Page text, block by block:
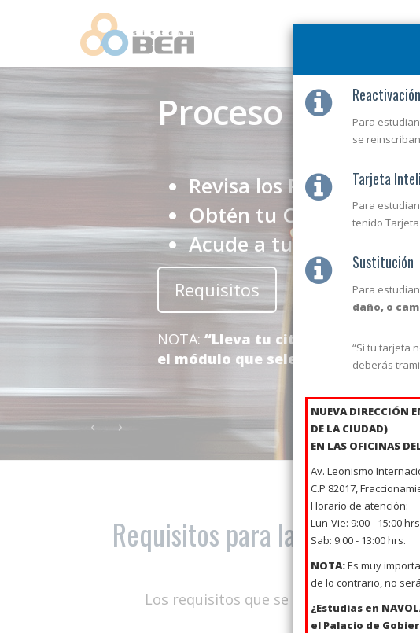
Proceso para
Revisa los Requisitos …
Obtén tu Cita en línea
Acude a tu cita con tus
Requisitos Nueva Cita
NOTA: “Lleva tu cita impresa. Una
el módulo que seleccionaste para
‹ ›
Requisitos para la obtención
Los requisitos que se deberán
Reactivación
Para
se
Tarjeta
Para
tenido Tarjeta
Sustitución
Para
daño, o
“Si tu tarjeta
deberás
NUEVA DIRECCIÓN
DE LA CIUDAD)
EN LAS OFICINAS
Av. Leonismo
C.P 82017,
Horario de atención:
Lun-Vie: 9:00 - 15:00
Sab: 9:00 - 13:00 hrs.
NOTA:Es muy
de lo contrario, no
¿Estudias en
el Palacio de